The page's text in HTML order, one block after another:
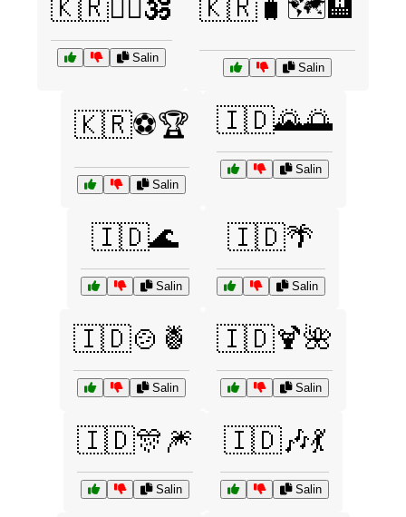
🇰🇷🧘‍♀️🕉️
Salin
🇰🇷🧳🗺️🏨
Salin
🇰🇷⚽🏆
Salin
🇮🇩🌄🌅
Salin
🇮🇩🌊
Salin
🇮🇩🌴
Salin
🇮🇩🍲🍍
Salin
🇮🇩🍹🌺
Salin
🇮🇩🎊🎆
Salin
🇮🇩🎶💃
Salin